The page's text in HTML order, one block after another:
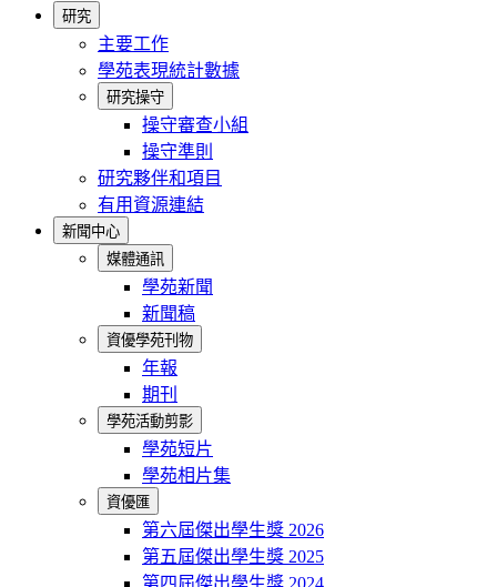
研究
主要工作
學苑表現統計數據
研究操守
操守審查小組
操守準則
研究夥伴和項目
有用資源連結
新聞中心
媒體通訊
學苑新聞
新聞稿
資優學苑刊物
年報
期刊
學苑活動剪影
學苑短片
學苑相片集
資優匯
第六屆傑出學生獎 2026
第五屆傑出學生獎 2025
第四屆傑出學生獎 2024